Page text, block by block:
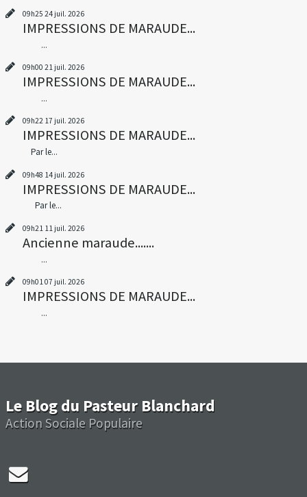
09h25 24 juil. 2026
IMPRESSIONS DE MARAUDE...
...
09h00 21 juil. 2026
IMPRESSIONS DE MARAUDE...
...
09h22 17 juil. 2026
IMPRESSIONS DE MARAUDE...
Par le...
09h48 14 juil. 2026
IMPRESSIONS DE MARAUDE...
Par le...
09h21 11 juil. 2026
Ancienne maraude.......
...
09h01 07 juil. 2026
IMPRESSIONS DE MARAUDE...
...
Le Blog du Pasteur Blanchard
Action Sociale Populaire